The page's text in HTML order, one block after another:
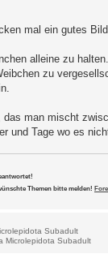
mal ein gutes
alleine zu
zu
man mischt
und Tage wo es
Themen bitte melden!
Subadult